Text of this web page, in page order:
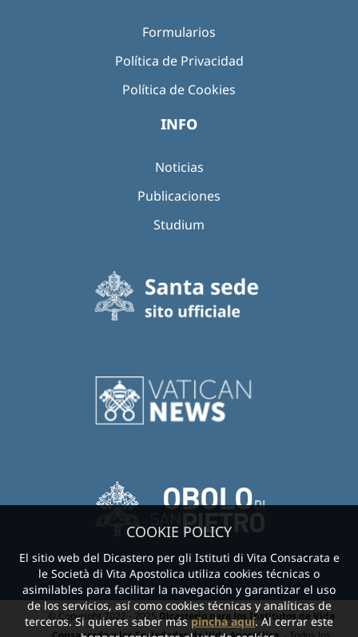
Formularios
Política de Privacidad
Política de Cookies
INFO
Noticias
Publicaciones
Studium
© Copyright 2022 - 2025 Dicasterio para los Institutos de Vida
COOKIE POLICY
El sitio web del Dicastero per gli Istituti di Vita Consacrata e
le Società di Vita Apostolica utiliza cookies técnicas o
asimilables para facilitar la navegación y garantizar el uso
de los servicios, así como cookies técnicas y analíticas de
terceros. Si quieres saber máspincha aquí. Al cerrar este